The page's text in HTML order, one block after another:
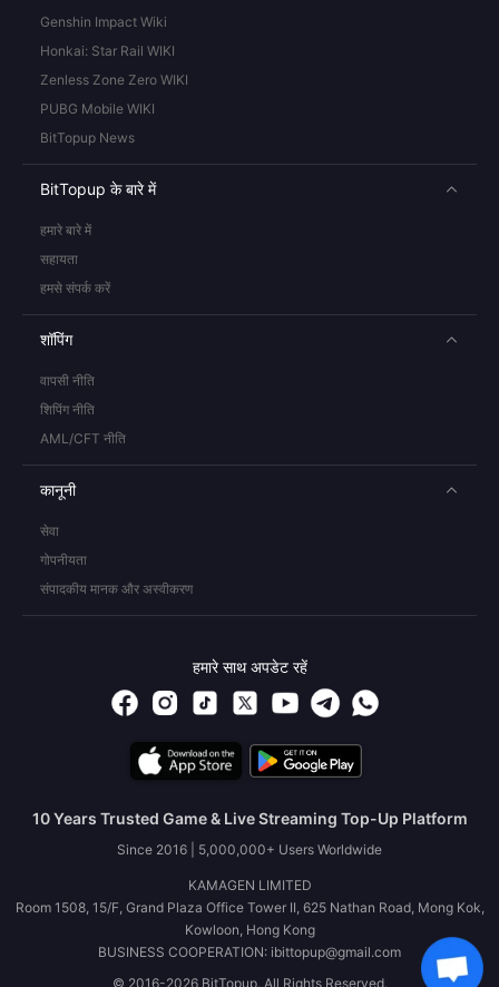
Genshin Impact Wiki
Honkai: Star Rail WIKI
Zenless Zone Zero WIKI
PUBG Mobile WIKI
BitTopup News
BitTopup के बारे में
हमारे बारे में
सहायता
हमसे संपर्क करें
शॉपिंग
वापसी नीति
शिपिंग नीति
AML/CFT नीति
कानूनी
सेवा
गोपनीयता
संपादकीय मानक और अस्वीकरण
हमारे साथ अपडेट रहें
10 Years Trusted Game & Live Streaming Top-Up Platform
Since 2016 | 5,000,000+ Users Worldwide
KAMAGEN LIMITED
Room 1508, 15/F, Grand Plaza Office Tower II, 625 Nathan Road, Mong Kok,
Kowloon, Hong Kong
BUSINESS COOPERATION: ibittopup@gmail.com
© 2016-2026 BitTopup. All Rights Reserved.